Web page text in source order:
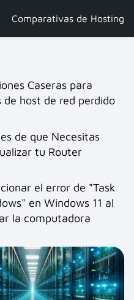
Comparativas de Hosting
Caseras para
de host de red perdido
de que Necesitas
tu Router
el error de "Task
en Windows 11 al
la computadora